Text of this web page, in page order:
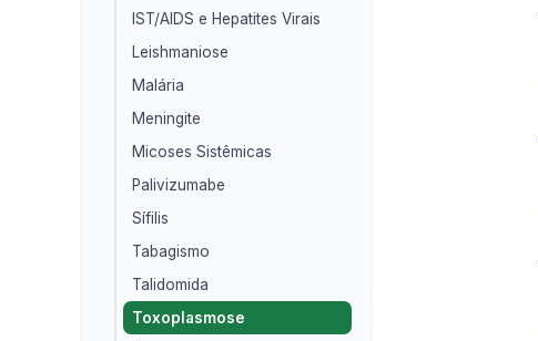
IST/AIDS e Hepatites Virais
Leishmaniose
Malária
Meningite
Micoses Sistêmicas
Palivizumabe
Sífilis
Tabagismo
Talidomida
Toxoplasmose